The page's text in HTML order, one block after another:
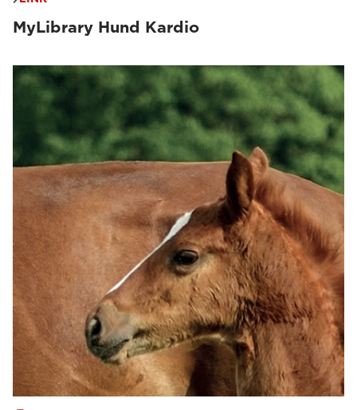
MyLibrary Hund Kardio